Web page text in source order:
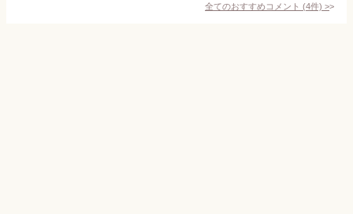
全てのおすすめコメント (4件) >